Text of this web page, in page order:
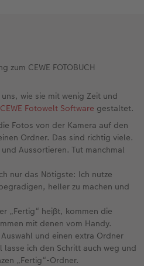
CEWE FOTOBUCH
wie sie mit wenig Zeit und
CEWE Fotowelt Software gestaltet.
Fotos von der Kamera auf den
Ordner. Das sind richtig viele.
Aussortieren. Tut manchmal
nur das Nötigste: Ich nutze
heller zu machen und
„Fertig“ heißt, kommen die
mit denen vom Handy.
und einen extra Ordner
ich den Schritt auch weg und
„Fertig“-Ordner.